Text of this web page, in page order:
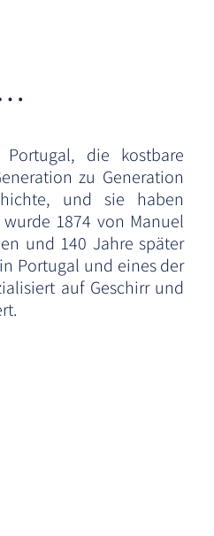
die kostbare
zu Generation
und sie haben
1874 von Manuel
und 140 Jahre später
Portugal und eines der
auf Geschirr und